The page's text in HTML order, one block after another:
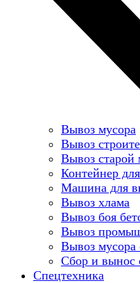
Вывоз мусора
Вывоз
Вывоз старой
Контейнер
Машина для
Вывоз хлама
Вывоз боя
Вывоз
Вывоз мусора
Сбор и вынос
Спецтехника